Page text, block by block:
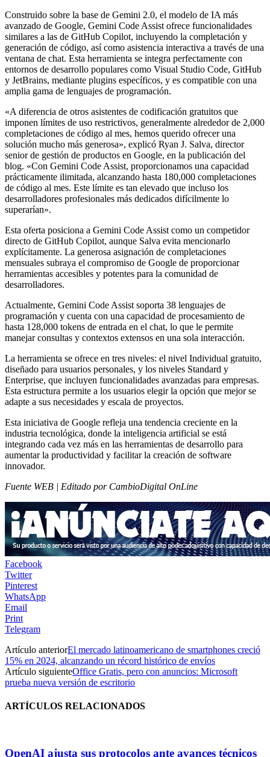
Construido sobre la base de Gemini 2.0, el modelo de IA más
avanzado de Google, Gemini Code Assist ofrece funcionalidades
similares a las de GitHub Copilot, incluyendo la completación y
generación de código, así como asistencia interactiva a través de una
ventana de chat. Esta herramienta se integra perfectamente con
entornos de desarrollo populares como Visual Studio Code, GitHub
y JetBrains, mediante plugins específicos, y es compatible con una
amplia gama de lenguajes de programación.
«A diferencia de otros asistentes de codificación gratuitos que
imponen límites de uso restrictivos, generalmente alrededor de 2,000
completaciones de código al mes, hemos querido ofrecer una
solución mucho más generosa», explicó Ryan J. Salva, director
senior de gestión de productos en Google, en la publicación del
blog. «Con Gemini Code Assist, proporcionamos una capacidad
prácticamente ilimitada, alcanzando hasta 180,000 completaciones
de código al mes. Este límite es tan elevado que incluso los
desarrolladores profesionales más dedicados difícilmente lo
superarían».
Esta oferta posiciona a Gemini Code Assist como un competidor
directo de GitHub Copilot, aunque Salva evita mencionarlo
explícitamente. La generosa asignación de completaciones
mensuales subraya el compromiso de Google de proporcionar
herramientas accesibles y potentes para la comunidad de
desarrolladores.
Actualmente, Gemini Code Assist soporta 38 lenguajes de
programación y cuenta con una capacidad de procesamiento de
hasta 128,000 tokens de entrada en el chat, lo que le permite
manejar consultas y contextos extensos en una sola interacción.
La herramienta se ofrece en tres niveles: el nivel Individual gratuito,
diseñado para usuarios personales, y los niveles Standard y
Enterprise, que incluyen funcionalidades avanzadas para empresas.
Esta estructura permite a los usuarios elegir la opción que mejor se
adapte a sus necesidades y escala de proyectos.
Esta iniciativa de Google refleja una tendencia creciente en la
industria tecnológica, donde la inteligencia artificial se está
integrando cada vez más en las herramientas de desarrollo para
aumentar la productividad y facilitar la creación de software
innovador.
Fuente WEB | Editado por CambioDigital OnLine
Facebook
Twitter
Pinterest
WhatsApp
Email
Print
Telegram
Artículo anteriorEl mercado latinoamericano de smartphones creció
15% en 2024, alcanzando un récord histórico de envíos
Artículo siguienteOffice Gratis, pero con anuncios: Microsoft
prueba nueva versión de escritorio
ARTÍCULOS RELACIONADOS
OpenAI ajusta sus protocolos ante avances técnicos